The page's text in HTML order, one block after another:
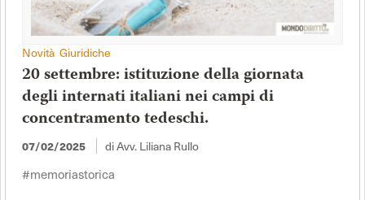
Novità Giuridiche
20 settembre: istituzione della giornata
degli internati italiani nei campi di
concentramento tedeschi.
07/02/2025 di Avv. Liliana Rullo
#memoriastorica